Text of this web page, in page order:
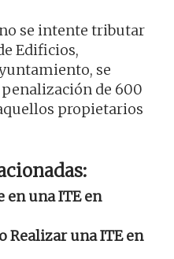
se intente tributar
Edificios,
se
de 600
propietarios
en una ITE en
Realizar una ITE en